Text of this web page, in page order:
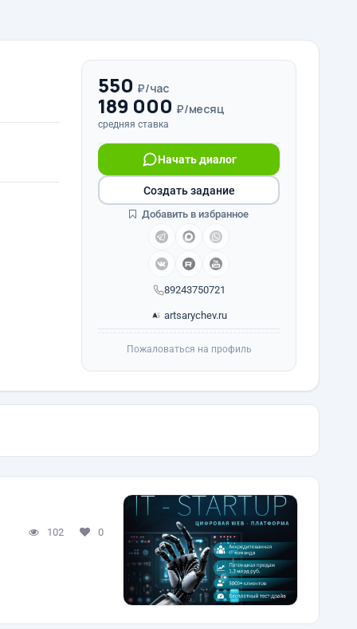
550 ₽/час
189 000 ₽/месяц
средняя ставка
89243750721
Начать диалог
artsarychev.ru
Создать задание
Добавить в избранное
Пожаловаться на профиль
102 0